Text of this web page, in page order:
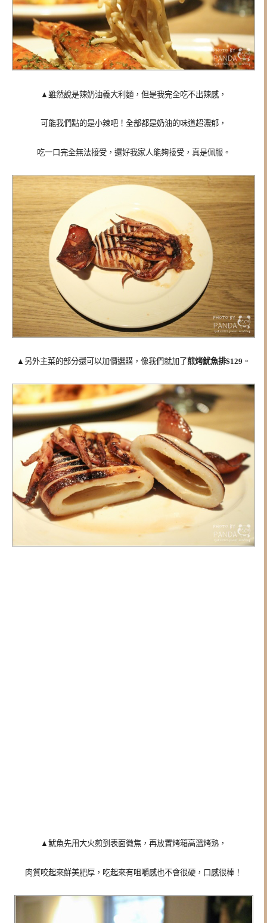
▲雖然說是辣奶油義大利麵，但是我完全吃不出辣感，
可能我們點的是小辣吧！全部都是奶油的味道超濃郁，
吃一口完全無法接受，還好我家人能夠接受，真是佩服。
▲另外主菜的部分還可以加價選購， 像我們就加了煎烤魷魚排$129 。
▲魷魚先用大火煎到表面微焦，再放置烤箱高溫烤熟，
肉質咬起來鮮美肥厚，吃起來有咀嚼感也不會很硬，口感很棒！